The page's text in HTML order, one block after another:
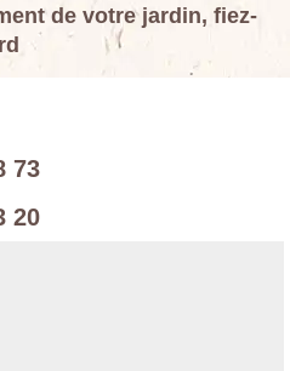
de votre jardin, fiez-
73
20